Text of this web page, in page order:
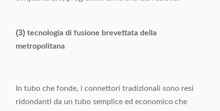
(3) tecnologia di fusione brevettata della
metropolitana
In tubo che fonde, i connettori tradizionali sono resi
ridondanti da un tubo semplice ed economico che